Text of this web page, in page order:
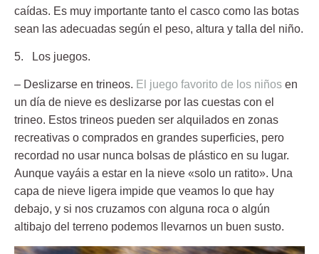
caídas. Es muy importante tanto el casco como las botas
sean las adecuadas según el peso, altura y talla del niño.
5. Los juegos.
– Deslizarse en trineos. El juego favorito de los niños en
un día de nieve es deslizarse por las cuestas con el
trineo. Estos trineos pueden ser alquilados en zonas
recreativas o comprados en grandes superficies, pero
recordad no usar nunca bolsas de plástico en su lugar.
Aunque vayáis a estar en la nieve «solo un ratito». Una
capa de nieve ligera impide que veamos lo que hay
debajo, y si nos cruzamos con alguna roca o algún
altibajo del terreno podemos llevarnos un buen susto.